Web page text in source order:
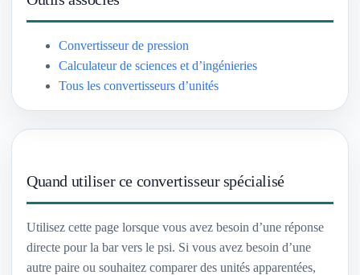
Convertisseur de pression
Calculateur de sciences et d’ingénieries
Tous les convertisseurs d’unités
Quand utiliser ce convertisseur spécialisé
Utilisez cette page lorsque vous avez besoin d’une réponse
directe pour la bar vers le psi. Si vous avez besoin d’une
autre paire ou souhaitez comparer des unités apparentées,